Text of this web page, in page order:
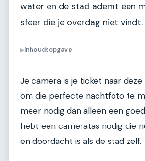
water en de stad ademt een
sfeer die je overdag niet vindt.
▶Inhoudsopgave
Je camera is je ticket naar deze
om die perfecte nachtfoto te
meer nodig dan alleen een
hebt een cameratas nodig die
en doordacht is als de stad zelf.